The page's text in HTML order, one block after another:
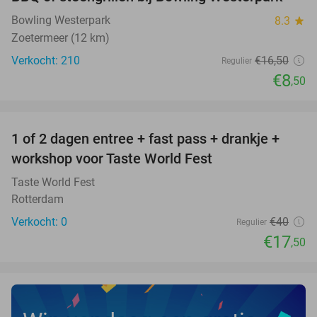
Bowling Westerpark 8.3 star
Zoetermeer (12 km)
Verkocht: 210
Regulier €16,50
€8,50
56%
TODAY
1 of 2 dagen entree + fast pass + drankje +
workshop voor Taste World Fest
Taste World Fest
Rotterdam
Verkocht: 0
Regulier €40
€17,50